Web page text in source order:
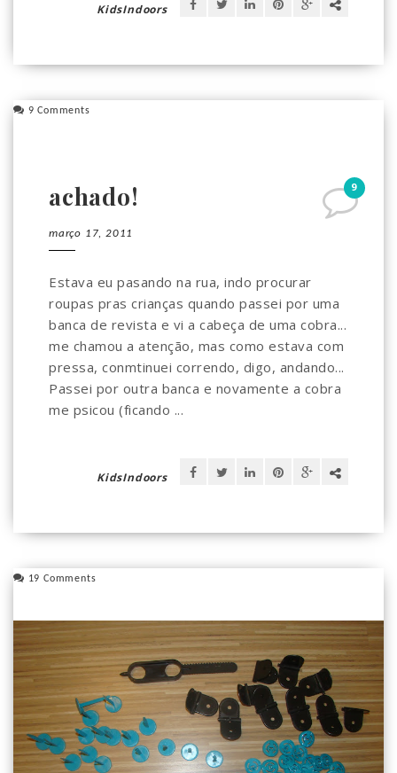
KidsIndoors
9 Comments
9
achado!
março 17, 2011
Estava eu pasando na rua, indo procurar
roupas pras crianças quando passei por uma
banca de revista e vi a cabeça de uma cobra...
me chamou a atenção, mas como estava com
pressa, conmtinuei correndo, digo, andando...
Passei por outra banca e novamente a cobra
me psicou (ficando ...
KidsIndoors
19 Comments